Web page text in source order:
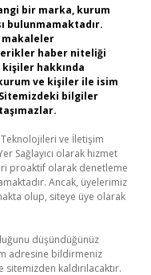
bir marka, kurum
bulunmamaktadır.
makaleler
haber niteliği
hakkında
ve kişiler ile isim
bilgiler
Teknolojileri ve İletişim
Sağlayıcı olarak hizmet
proaktif olarak denetleme
Ancak, üyelerimiz
olup, siteye üye olarak
düşündüğünüz
adresine bildirmeniz
kaldırılacaktır.